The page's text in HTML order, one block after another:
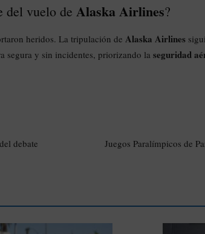
del vuelo de Alaska Airlines?
heridos. La tripulación de Alaska Airlines
segura y sin incidentes, priorizando la seguridad
debate
Juegos Paralímpicos de